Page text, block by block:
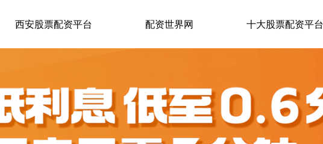
西安股票配资平台 配资世界网 十大股票配资平台